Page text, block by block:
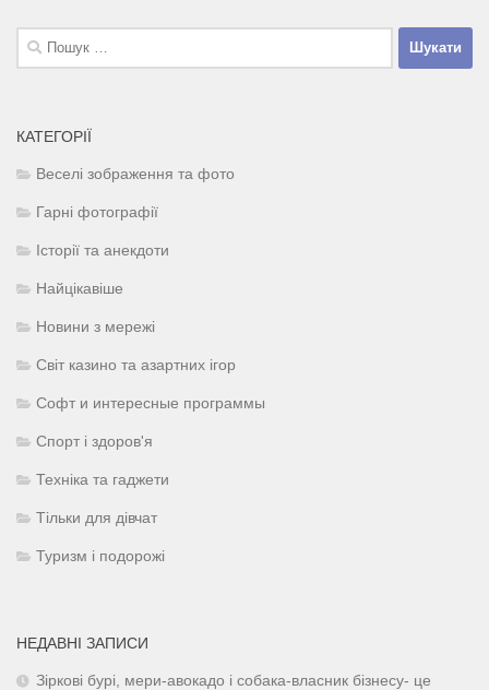
Пошук:
КАТЕГОРІЇ
Веселі зображення та фото
Гарні фотографії
Історії та анекдоти
Найцікавіше
Новини з мережі
Світ казино та азартних ігор
Софт и интересные программы
Спорт і здоров'я
Техніка та гаджети
Тільки для дівчат
Туризм і подорожі
НЕДАВНІ ЗАПИСИ
Зіркові бурі, мери-авокадо і собака-власник бізнесу- це